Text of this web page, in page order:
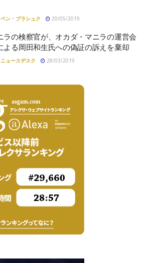
ベン・ブラシュク 20/05/2019
ラの検察官が、オカダ・マニラの運営会
よる岡田和生氏への偽証の訴えを棄却
ニュースデスク 28/03/2019